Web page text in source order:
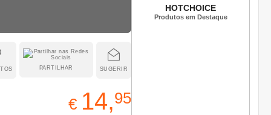
SUGERIR
PARTILHAR
€ 14,95
HOTCHOICE
Produtos em Destaque